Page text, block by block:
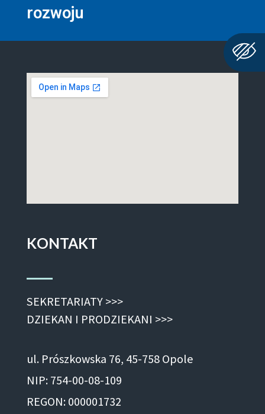
rozwoju
KONTAKT
SEKRETARIATY >>>
DZIEKAN I PRODZIEKANI >>>
ul. Prószkowska 76, 45-758 Opole
NIP: 754-00-08-109
REGON: 000001732